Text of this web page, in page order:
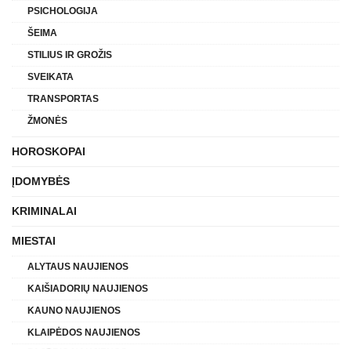
PSICHOLOGIJA
ŠEIMA
STILIUS IR GROŽIS
SVEIKATA
TRANSPORTAS
ŽMONĖS
HOROSKOPAI
ĮDOMYBĖS
KRIMINALAI
MIESTAI
ALYTAUS NAUJIENOS
KAIŠIADORIŲ NAUJIENOS
KAUNO NAUJIENOS
KLAIPĖDOS NAUJIENOS